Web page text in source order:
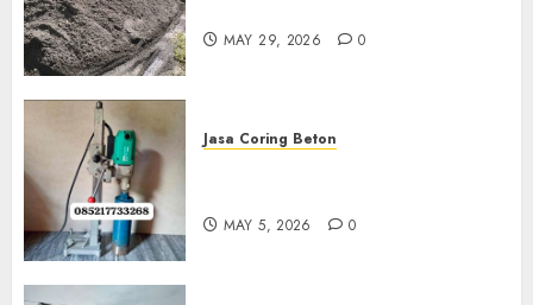
MAY 29, 2026 0
Jasa Coring Beton
MAY 5, 2026 0